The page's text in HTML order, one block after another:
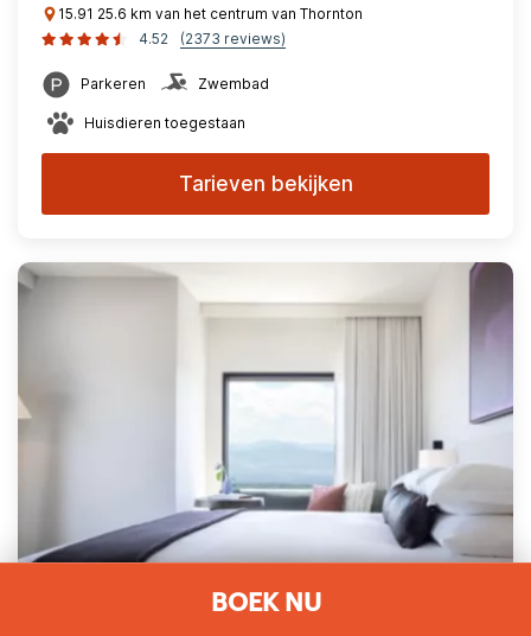
BOEK NU
15.91 25.6 km van het centrum van Thornton
4.52
(2373 reviews)
Parkeren Zwembad
Huisdieren toegestaan
Tarieven bekijken